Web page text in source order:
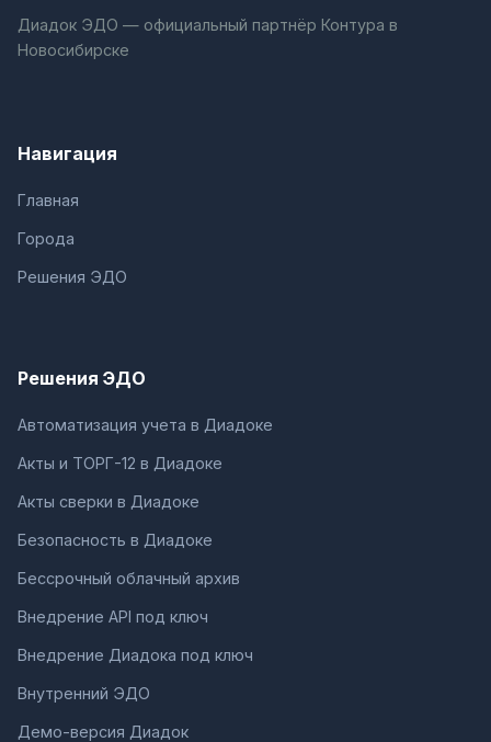
Диадок ЭДО — официальный партнёр Контура в
Новосибирске
Навигация
Главная
Города
Решения ЭДО
Решения ЭДО
Автоматизация учета в Диадоке
Акты и ТОРГ-12 в Диадоке
Акты сверки в Диадоке
Безопасность в Диадоке
Бессрочный облачный архив
Внедрение API под ключ
Внедрение Диадока под ключ
Внутренний ЭДО
Демо-версия Диадок